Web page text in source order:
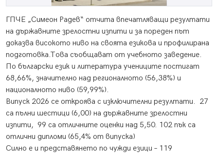
ГПЧЕ „Симеон Радев“ отчита впечатляващи резултати
на държавните зрелостни изпити и за пореден път
доказва високото ниво на своята езикова и профилирана
подготовка.Това съобщават от учебното заведение.
По български език и литература учениците постигат
68,66%, значително над регионалното (56,38%) и
националното ниво (59,99%).
Випуск 2026 се откроява с изключителни резултати. 27
са пълни шестици (6,00) на държавните зрелостни
изпити, 99 са отличните оценки над 5,50. 102 пък са
отлични дипломи (65,4% от випуска)
Силно е и представянето по чужди езици – 119